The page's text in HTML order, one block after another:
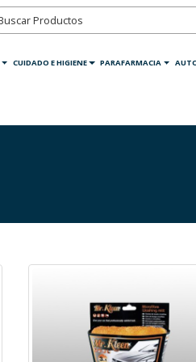
CUIDADO E HIGIENE PARAFARMACIA